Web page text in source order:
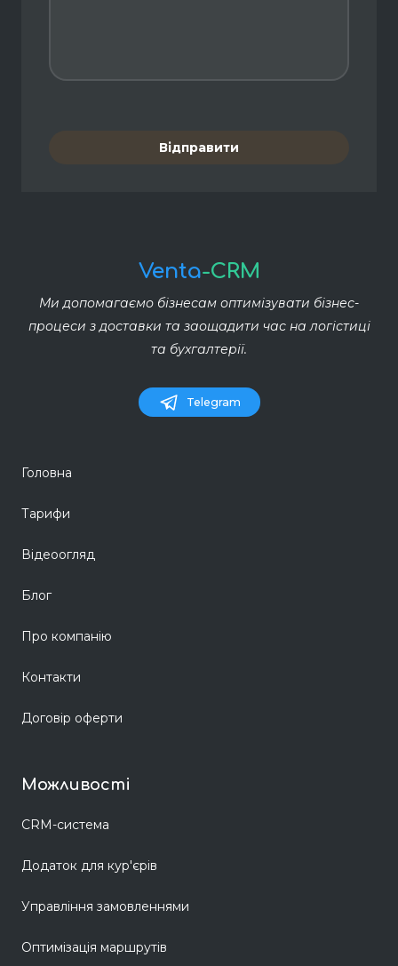
Відправити
Venta-CRM
Ми допомагаємо бізнесам оптимізувати бізнес-
процеси з доставки та заощадити час на логістиці
та бухгалтерії.
Telegram
Головна
Тарифи
Відеоогляд
Блог
Про компанію
Контакти
Договір оферти
Можливості
CRM-система
Додаток для кур'єрів
Управління замовленнями
Оптимізація маршрутів